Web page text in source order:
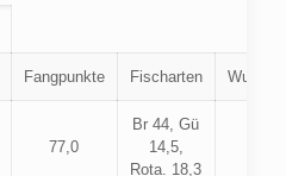
Fangpunkte Fischarten
77,0
Br 44, Gü
14,5,
Rota. 18,3